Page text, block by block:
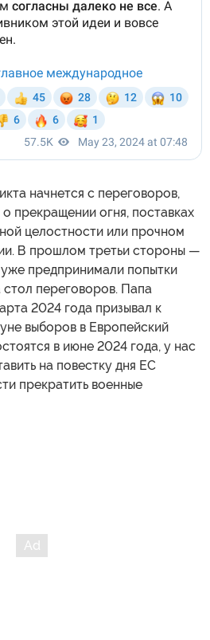
начнется с переговоров,
прекращении огня, поставках
целостности или прочном
В прошлом третьи стороны —
предпринимали попытки
стол переговоров. Папа
2024 года призывал к
выборов в Европейский
в июне 2024 года, у нас
на повестку дня ЕС
прекратить военные